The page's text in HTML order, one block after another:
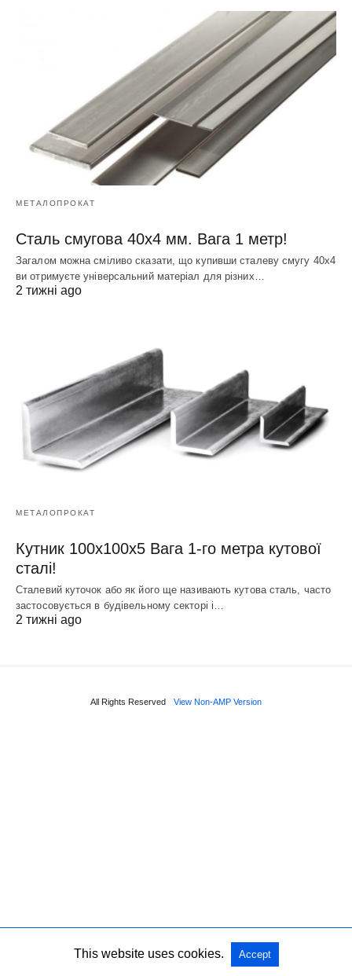
МЕТАЛОПРОКАТ
Сталь смугова 40х4 мм. Вага 1 метр!
Загалом можна сміливо сказати, що купивши сталеву смугу 40х4
ви отримуєте універсальний матеріал для різних…
2 тижні ago
МЕТАЛОПРОКАТ
Кутник 100х100х5 Вага 1-го метра кутової
сталі!
Сталевий куточок або як його ще називають кутова сталь, часто
застосовується в будівельному секторі і…
2 тижні ago
All Rights Reserved View Non-AMP Version
This website uses cookies. Accept